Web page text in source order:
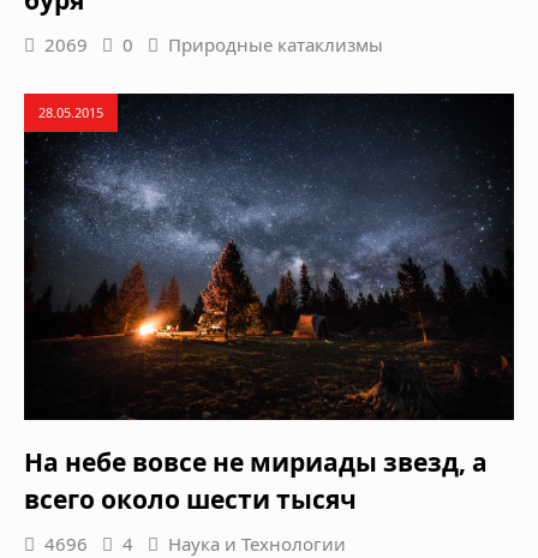
2069 0 Природные катаклизмы
28.05.2015
На небе вовсе не мириады звезд, а
всего около шести тысяч
4696 4 Наука и Технологии